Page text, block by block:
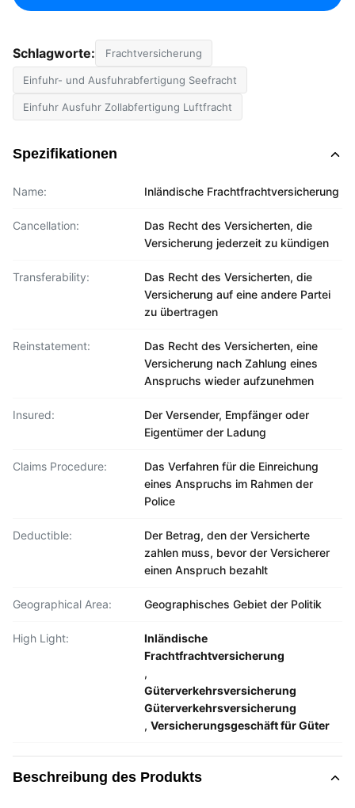
Schlagworte: Frachtversicherung
Einfuhr- und Ausfuhrabfertigung Seefracht
Einfuhr Ausfuhr Zollabfertigung Luftfracht
Spezifikationen
Name: Inländische Frachtfrachtversicherung
Cancellation:
Das Recht des Versicherten, die
Versicherung jederzeit zu kündigen
Transferability:
Das Recht des Versicherten, die
Versicherung auf eine andere Partei
zu übertragen
Reinstatement:
Das Recht des Versicherten, eine
Versicherung nach Zahlung eines
Anspruchs wieder aufzunehmen
Insured:
Der Versender, Empfänger oder
Eigentümer der Ladung
Claims Procedure:
Das Verfahren für die Einreichung
eines Anspruchs im Rahmen der
Police
Deductible:
Der Betrag, den der Versicherte
zahlen muss, bevor der Versicherer
einen Anspruch bezahlt
Geographical Area: Geographisches Gebiet der Politik
High Light:
Inländische
Frachtfrachtversicherung
,
Güterverkehrsversicherung
Güterverkehrsversicherung
, Versicherungsgeschäft für Güter
Beschreibung des Produkts